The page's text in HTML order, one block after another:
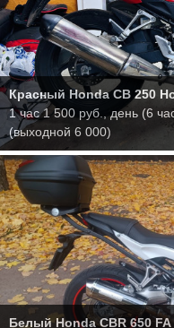
Красный Honda CB 250
1 час 1 500 руб., день (6
(выходной 6 000)
Белый Honda CBR 650 FA